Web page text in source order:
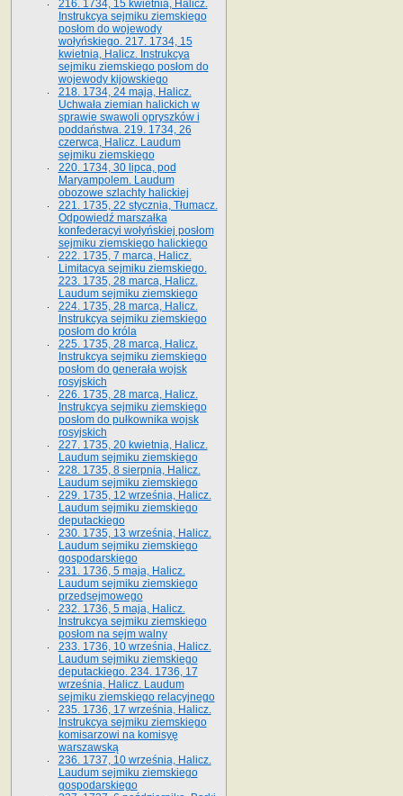
216. 1734, 15 kwietnia, Halicz.
Instrukcya sejmiku ziemskiego
posłom do wojewody
wołyńskiego. 217. 1734, 15
kwietnia, Halicz. Instrukcya
sejmiku ziemskiego posłom do
wojewody kijowskiego
218. 1734, 24 maja, Halicz.
Uchwała ziemian halickich w
sprawie swawoli opryszków i
poddaństwa. 219. 1734, 26
czerwca, Halicz. Laudum
sejmiku ziemskiego
220. 1734, 30 lipca, pod
Maryampolem. Laudum
obozowe szlachty halickiej
221. 1735, 22 stycznia, Tłumacz.
Odpowiedź marszałka
konfederacyi wołyńskiej posłom
sejmiku ziemskiego halickiego
222. 1735, 7 marca, Halicz.
Limitacya sejmiku ziemskiego.
223. 1735, 28 marca, Halicz.
Laudum sejmiku ziemskiego
224. 1735, 28 marca, Halicz.
Instrukcya sejmiku ziemskiego
posłom do króla
225. 1735, 28 marca, Halicz.
Instrukcya sejmiku ziemskiego
posłom do generała wojsk
rosyjskich
226. 1735, 28 marca, Halicz.
Instrukcya sejmiku ziemskiego
posłom do pułkownika wojsk
rosyjskich
227. 1735, 20 kwietnia, Halicz.
Laudum sejmiku ziemskiego
228. 1735, 8 sierpnia, Halicz.
Laudum sejmiku ziemskiego
229. 1735, 12 września, Halicz.
Laudum sejmiku ziemskiego
deputackiego
230. 1735, 13 września, Halicz.
Laudum sejmiku ziemskiego
gospodarskiego
231. 1736, 5 maja, Halicz.
Laudum sejmiku ziemskiego
przedsejmowego
232. 1736, 5 maja, Halicz.
Instrukcya sejmiku ziemskiego
posłom na sejm walny
233. 1736, 10 września, Halicz.
Laudum sejmiku ziemskiego
deputackiego. 234. 1736, 17
września, Halicz. Laudum
sejmiku ziemskiego relacyjnego
235. 1736, 17 września, Halicz.
Instrukcya sejmiku ziemskiego
komisarzowi na komisyę
warszawską
236. 1737, 10 września, Halicz.
Laudum sejmiku ziemskiego
gospodarskiego